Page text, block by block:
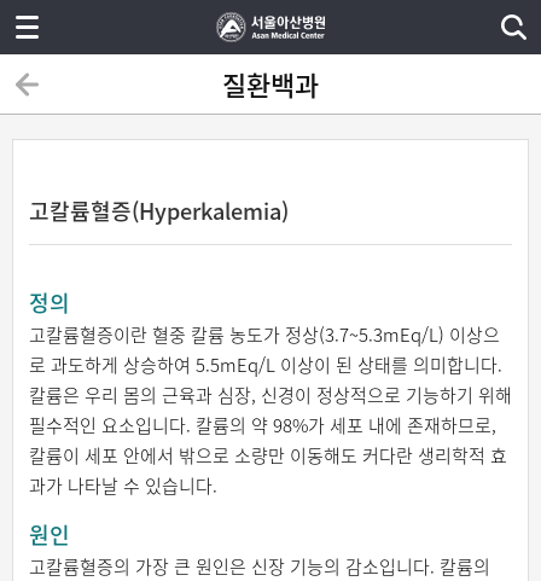
질환백과
고칼륨혈증(Hyperkalemia)
정의
고칼륨혈증이란 혈중 칼륨 농도가 정상(3.7~5.3mEq/L) 이상으
로 과도하게 상승하여 5.5mEq/L 이상이 된 상태를 의미합니다.
칼륨은 우리 몸의 근육과 심장, 신경이 정상적으로 기능하기 위해
필수적인 요소입니다. 칼륨의 약 98%가 세포 내에 존재하므로,
칼륨이 세포 안에서 밖으로 소량만 이동해도 커다란 생리학적 효
과가 나타날 수 있습니다.
원인
고칼륨혈증의 가장 큰 원인은 신장 기능의 감소입니다. 칼륨의